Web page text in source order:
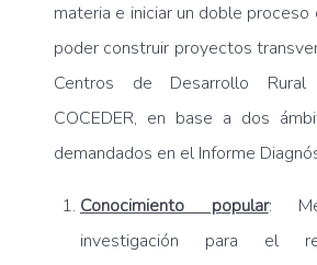
materia e iniciar un doble proceso
poder construir proyectos
Centros de Desarrollo Rural
COCEDER, en base a dos
demandados en el Informe
Conocimiento popular:
investigación para el